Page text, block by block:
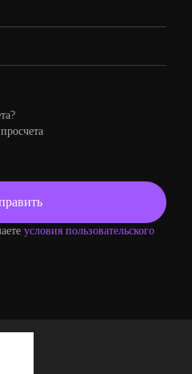
условия пользовательского